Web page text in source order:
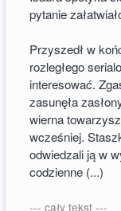
pytanie
Przyszedł w
rozległego
interesować.
zasunęła
wierna
wcześniej.
odwiedzali ją w
codzienne (...)
--- cały tekst ---